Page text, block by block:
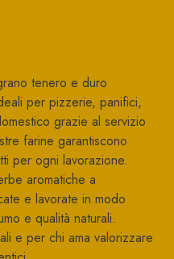
tenero e duro
per pizzerie, panifici,
grazie al servizio
farine garantiscono
per ogni lavorazione.
aromatiche a
e lavorate in modo
e qualità naturali.
e per chi ama valorizzare